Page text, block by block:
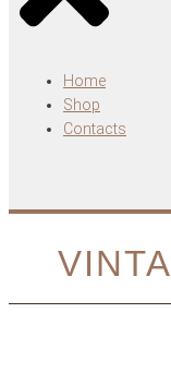
Home
Shop
Contacts